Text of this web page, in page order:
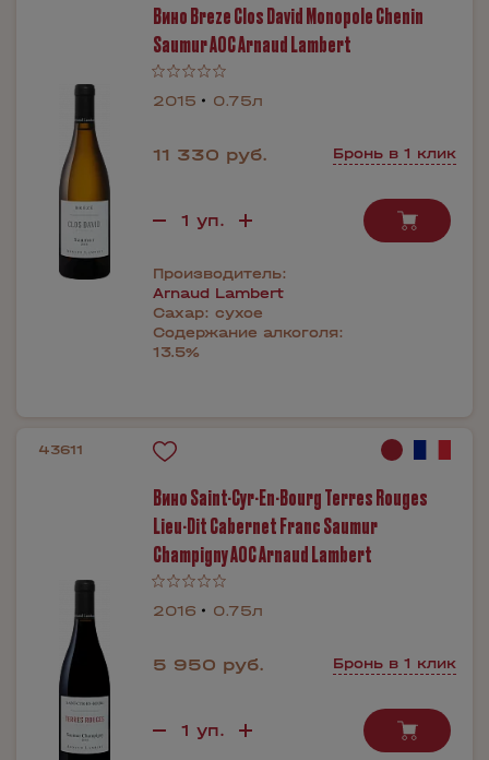
Вино Breze Clos David Monopole Chenin
Saumur AOC Arnaud Lambert
2015 0.75л
11 330 руб. Бронь в 1 клик
Производитель:
Arnaud Lambert
Сахар: сухое
Содержание алкоголя:
13.5%
43611
Вино Saint-Cyr-En-Bourg Terres Rouges
Lieu-Dit Cabernet Franc Saumur
Champigny AOC Arnaud Lambert
2016 0.75л
5 950 руб. Бронь в 1 клик